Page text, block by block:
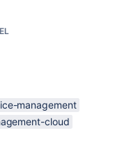
management
cloud